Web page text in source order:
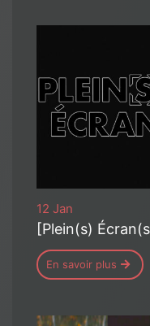
12 Jan
[Plein(s)
En savoir plus